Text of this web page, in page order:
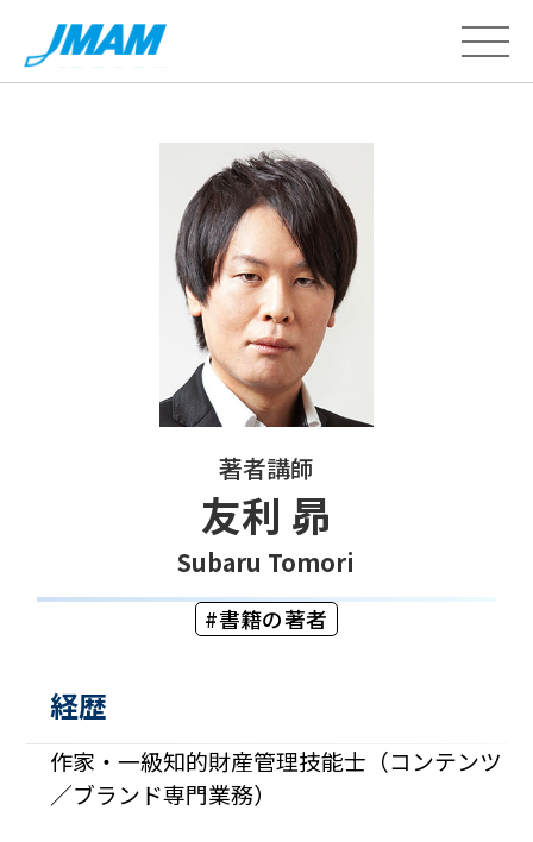
著者講師
友利 昴
Subaru Tomori
書籍の著者
経歴
作家・一級知的財産管理技能士（コンテンツ
／ブランド専門業務）